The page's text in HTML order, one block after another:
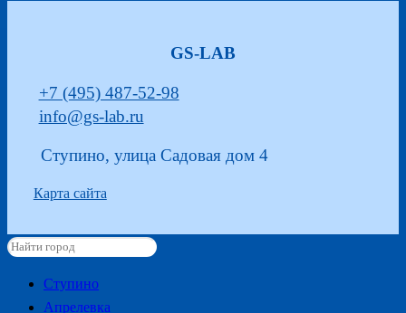
GS-LAB
+7 (495) 487-52-98
info@gs-lab.ru
Ступино, улица Садовая дом 4
Карта сайта
Ступино
Апрелевка